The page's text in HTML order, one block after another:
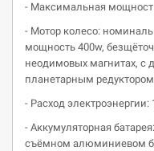
- Максимальная
- Мотор колесо:
мощность 400w,
неодимовых магнитах, с
планетарным
- Расход электроэнергии:
- Аккумуляторная
съёмном алюминиевом